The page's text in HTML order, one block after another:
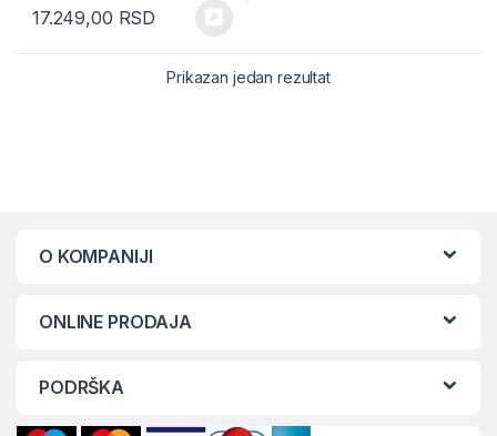
17.249,00 RSD
Prikazan jedan rezultat
O KOMPANIJI
ONLINE PRODAJA
PODRŠKA